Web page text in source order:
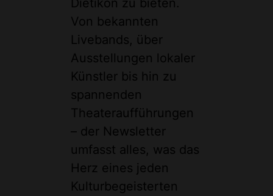
Dietikon zu bieten.
Von bekannten
Livebands, über
Ausstellungen lokaler
Künstler bis hin zu
spannenden
Theateraufführungen
– der Newsletter
umfasst alles, was das
Herz eines jeden
Kulturbegeisterten